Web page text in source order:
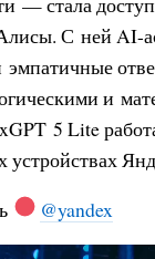
С ней AI-
эмпатичные
и
5 Lite
@yandex